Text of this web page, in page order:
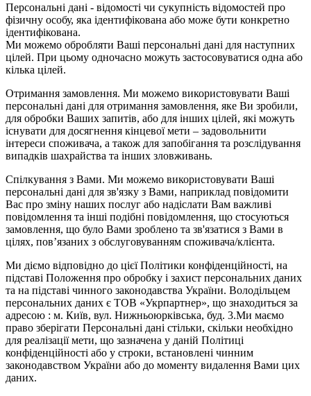
Персональні дані - відомості чи сукупність відомостей про
фізичну особу, яка ідентифікована або може бути конкретно
ідентифікована.
Ми можемо обробляти Ваші персональні дані для наступних
цілей. При цьому одночасно можуть застосовуватися одна або
кілька цілей.
Отримання замовлення. Ми можемо використовувати Ваші
персональні дані для отримання замовлення, яке Ви зробили,
для обробки Ваших запитів, або для інших цілей, які можуть
існувати для досягнення кінцевої мети – задовольнити
інтереси споживача, а також для запобігання та розслідування
випадків шахрайства та інших зловживань.
Спілкування з Вами. Ми можемо використовувати Ваші
персональні дані для зв'язку з Вами, наприклад повідомити
Вас про зміну наших послуг або надіслати Вам важливі
повідомлення та інші подібні повідомлення, що стосуються
замовлення, що було Вами зроблено та зв'язатися з Вами в
цілях, пов’язаних з обслуговуванням споживача/клієнта.
Ми діємо відповідно до цієї Політики конфіденційності, на
підставі Положення про обробку і захист персональних даних
та на підставі чинного законодавства України. Володільцем
персональних даних є ТОВ «Укрпартнер», що знаходиться за
адресою : м. Київ, вул. Нижньоюркiвська, буд. 3.Ми маємо
право зберігати Персональні дані стільки, скільки необхідно
для реалізації мети, що зазначена у даній Політиці
конфіденційності або у строки, встановлені чинним
законодавством України або до моменту видалення Вами цих
даних.